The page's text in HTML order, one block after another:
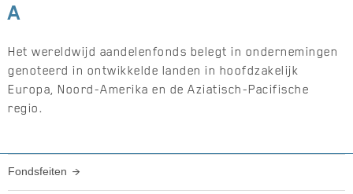
A
Het wereldwijd aandelenfonds belegt in ondernemingen
genoteerd in ontwikkelde landen in hoofdzakelijk
Europa, Noord-Amerika en de Aziatisch-Pacifische
regio.
Fondsfeiten